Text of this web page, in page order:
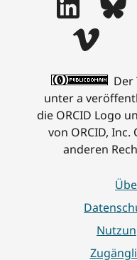
Der
unter a
die ORCID Logo
von ORCID, Inc.
anderen